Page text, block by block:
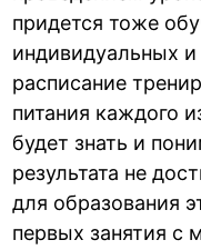
придется тоже
индивидуальных и
расписание
питания каждого
будет знать и
результата не
для образования
первых занятия